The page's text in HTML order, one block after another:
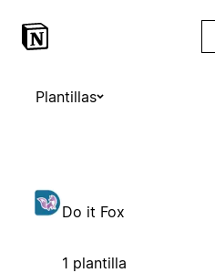
Plantillas
Do it Fox
1 plantilla